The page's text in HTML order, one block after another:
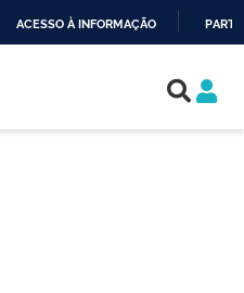
ACESSO À INFORMAÇÃO